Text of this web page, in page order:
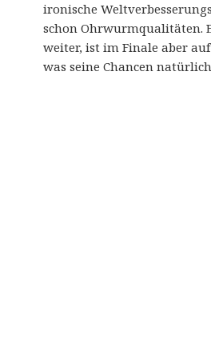
ironische
schon Ohrwurmqualitäten.
weiter, ist im Finale aber
was seine Chancen